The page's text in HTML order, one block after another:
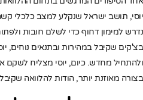
יוסי, תושב ישראל שנקלע למצב כלכלי
נדרש למימון דחוף כדי לשלם חובות
בצ'קים שקיבל במהירות ובתנאים נוחים,
ולהתחיל מחדש. כיום, יוסי מצליח לשקם
בצורה מאוזנת יותר, הודות להלוואה